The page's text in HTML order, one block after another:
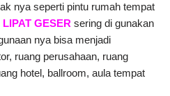
nya seperti pintu rumah tempat
LIPAT GESER sering di gunakan
nya bisa menjadi
ruang perusahaan, ruang
hotel, ballroom, aula tempat